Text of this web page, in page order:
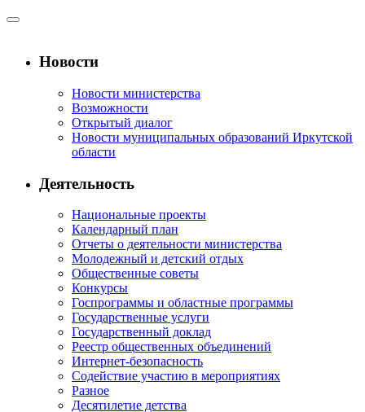
Новости
Новости министерства
Возможности
Открытый диалог
Новости муниципальных образований Иркутской
области
Деятельность
Национальные проекты
Календарный план
Отчеты о деятельности министерства
Молодежный и детский отдых
Общественные советы
Конкурсы
Госпрограммы и областные программы
Государственные услуги
Государственный доклад
Реестр общественных объединений
Интернет-безопасность
Содействие участию в мероприятиях
Разное
Десятилетие детства